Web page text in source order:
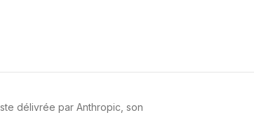
délivrée par Anthropic, son